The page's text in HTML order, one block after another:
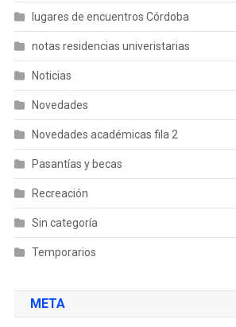
lugares de encuentros Córdoba
notas residencias univeristarias
Noticias
Novedades
Novedades académicas fila 2
Pasantías y becas
Recreación
Sin categoría
Temporarios
META